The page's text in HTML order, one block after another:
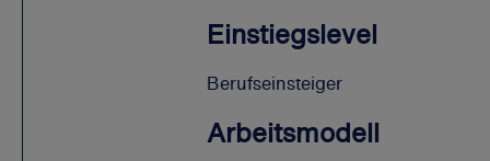
Einstiegslevel
Berufseinsteiger
Arbeitsmodell